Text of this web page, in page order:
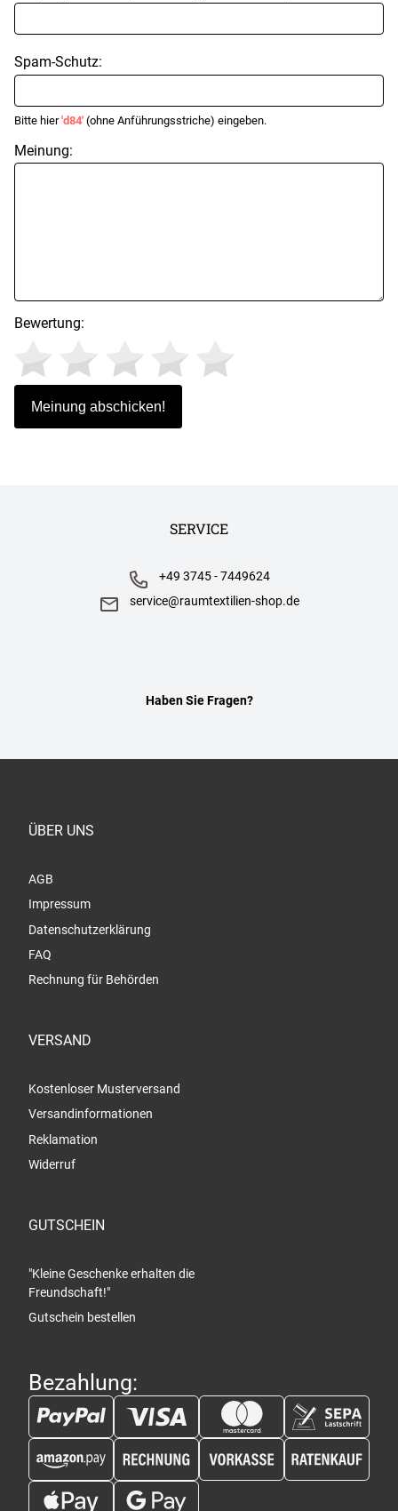
Spam-Schutz:
Bitte hier'd84' (ohne Anführungsstriche) eingeben.
Meinung:
Bewertung:
SERVICE
Haben Sie Fragen?
+49 3745 - 7449624
service@raumtextilien-shop.de
ÜBER UNS
AGB
Impressum
Datenschutzerklärung
FAQ
Rechnung für Behörden
VERSAND
Kostenloser Musterversand
Versandinformationen
Reklamation
Widerruf
GUTSCHEIN
"Kleine Geschenke erhalten die
Freundschaft!"
Gutschein bestellen
Bezahlung: